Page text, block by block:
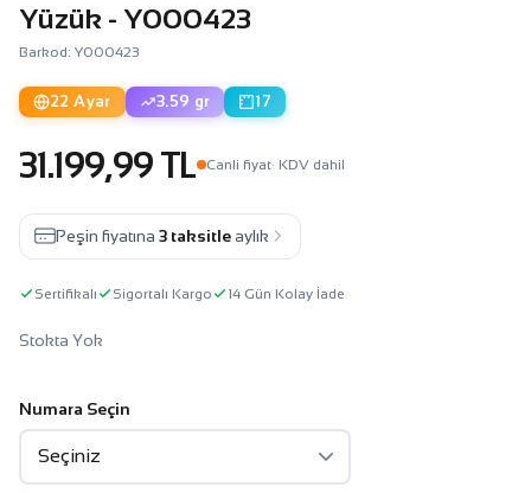
Yüzük - Y000423
Barkod: Y000423
22 Ayar 3.59 gr 17
31.199,99 TL Canli fiyat· KDV dahil
Peşin fiyatına 3 taksitle aylık
Sertifikalı Sigortalı Kargo 14 Gün Kolay İade
Stokta Yok
Numara Seçin